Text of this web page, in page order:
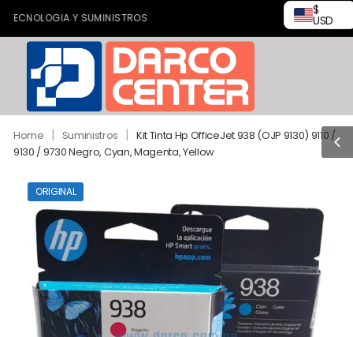
Y SUMINISTROS
$
USD
Home | Suministros | Kit Tinta Hp OfficeJet 938 (OJP 9130) 9110 /
9130 / 9730 Negro, Cyan, Magenta, Yellow
ORIGINAL